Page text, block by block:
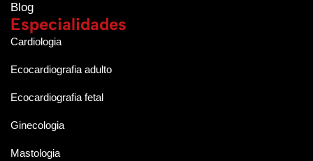
Blog
Especialidades
Cardiologia
Ecocardiografia adulto
Ecocardiografia fetal
Ginecologia
Mastologia